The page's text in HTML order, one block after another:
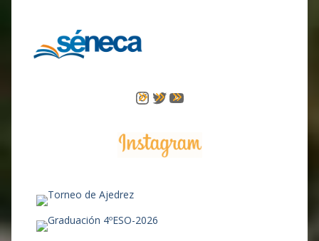
Instagram
Twitter
YouTube